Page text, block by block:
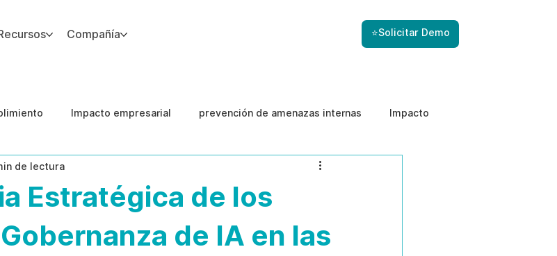
Compañía ⭐Solicitar Demo
Impacto empresarial prevención de amenazas internas Impacto
del Capital Humano
Estratégica de los
de IA en las
de lectura